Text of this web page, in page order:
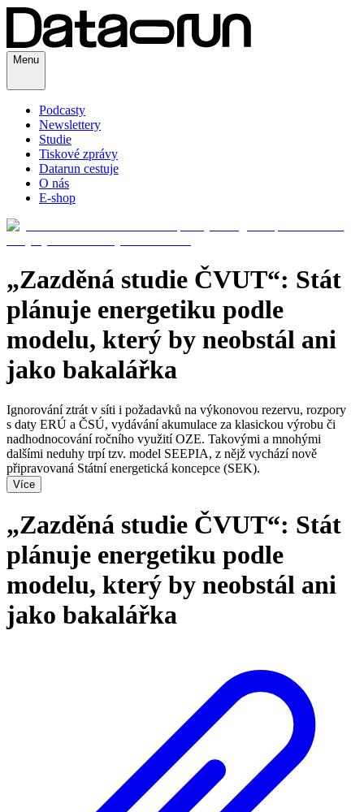
Menu
Podcasty
Newslettery
Studie
Tiskové zprávy
Datarun cestuje
O nás
E-shop
„Zazděná studie ČVUT“: Stát
plánuje energetiku podle
modelu, který by neobstál ani
jako bakalářka
Ignorování ztrát v síti i požadavků na výkonovou rezervu, rozpory
s daty ERÚ a ČSÚ, vydávání akumulace za klasickou výrobu či
nadhodnocování ročního využití OZE. Takovými a mnohými
dalšími neduhy trpí tzv. model SEEPIA, z nějž vychází nově
připravovaná Státní energetická koncepce (SEK).
Více
„Zazděná studie ČVUT“: Stát
plánuje energetiku podle
modelu, který by neobstál ani
jako bakalářka